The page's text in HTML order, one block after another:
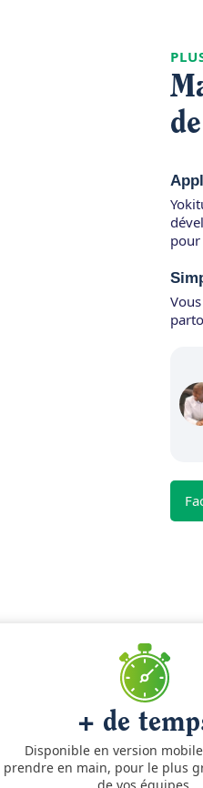
pour
+ de
Disponible en version
prendre en main, pour le plus
de vos équipes.